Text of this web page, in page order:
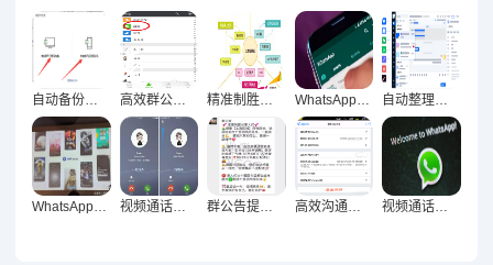
自动备份聊天记录安全指南，完整信息保护技巧大揭秘 高效群公告设置，精准触达每位成员的提醒策略 精准制胜，群组营销策略深度解析与实战分享 WhatsApp多设备同步终极指南，聊天无缝衔接技巧全解析 自动整理聊天列表，信息管理有序化的终极指南
WhatsApp群发激活术，沉默社群沸腾实战指南 视频通话与语音消息优化秘籍，让沟通流畅无阻 群公告提醒设置实战，让信息秒达的精准传达指南 高效沟通新引擎，群公告设置与信息速达全攻略 视频通话画质音质双优化，远程沟通顺畅的全面指南